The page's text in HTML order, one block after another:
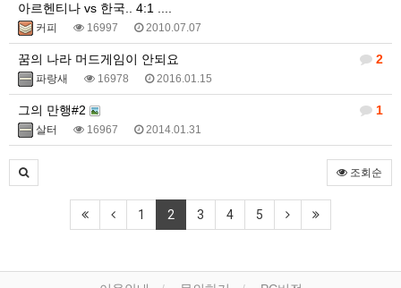
아르헨티나 vs 한국.. 4:1 ....
커피 16997 2010.07.07
2
꿈의 나라 머드게임이 안되요
파랑새 16978 2016.01.15
1
그의 만행#2
살터 16967 2014.01.31
조회순
1 2 3 4 5